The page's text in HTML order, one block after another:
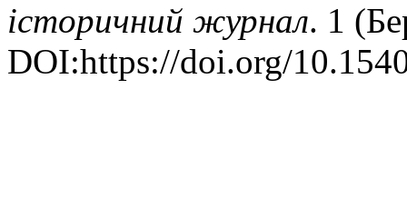
історичний журнал. 1
DOI:https://doi.org/